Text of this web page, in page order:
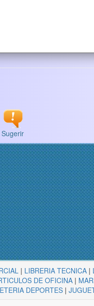
Sugerir
| LIBRERIA TECNICA |
DE OFICINA|
DEPORTES|